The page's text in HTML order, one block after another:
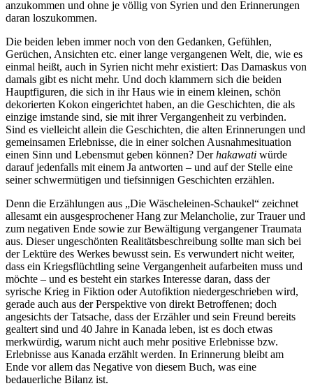
anzukommen und ohne je völlig von Syrien und den Erinnerungen
daran loszukommen.
Die beiden leben immer noch von den Gedanken, Gefühlen,
Gerüchen, Ansichten etc. einer lange vergangenen Welt, die, wie es
einmal heißt, auch in Syrien nicht mehr existiert: Das Damaskus von
damals gibt es nicht mehr. Und doch klammern sich die beiden
Hauptfiguren, die sich in ihr Haus wie in einem kleinen, schön
dekorierten Kokon eingerichtet haben, an die Geschichten, die als
einzige imstande sind, sie mit ihrer Vergangenheit zu verbinden.
Sind es vielleicht allein die Geschichten, die alten Erinnerungen und
gemeinsamen Erlebnisse, die in einer solchen Ausnahmesituation
einen Sinn und Lebensmut geben können? Derhakawati würde
darauf jedenfalls mit einem Ja antworten – und auf der Stelle eine
seiner schwermütigen und tiefsinnigen Geschichten erzählen.
Denn die Erzählungen aus „Die Wäscheleinen-Schaukel“ zeichnet
allesamt ein ausgesprochener Hang zur Melancholie, zur Trauer und
zum negativen Ende sowie zur Bewältigung vergangener Traumata
aus. Dieser ungeschönten Realitätsbeschreibung sollte man sich bei
der Lektüre des Werkes bewusst sein. Es verwundert nicht weiter,
dass ein Kriegsflüchtling seine Vergangenheit aufarbeiten muss und
möchte – und es besteht ein starkes Interesse daran, dass der
syrische Krieg in Fiktion oder Autofiktion niedergeschrieben wird,
gerade auch aus der Perspektive von direkt Betroffenen; doch
angesichts der Tatsache, dass der Erzähler und sein Freund bereits
gealtert sind und 40 Jahre in Kanada leben, ist es doch etwas
merkwürdig, warum nicht auch mehr positive Erlebnisse bzw.
Erlebnisse aus Kanada erzählt werden. In Erinnerung bleibt am
Ende vor allem das Negative von diesem Buch, was eine
bedauerliche Bilanz ist.